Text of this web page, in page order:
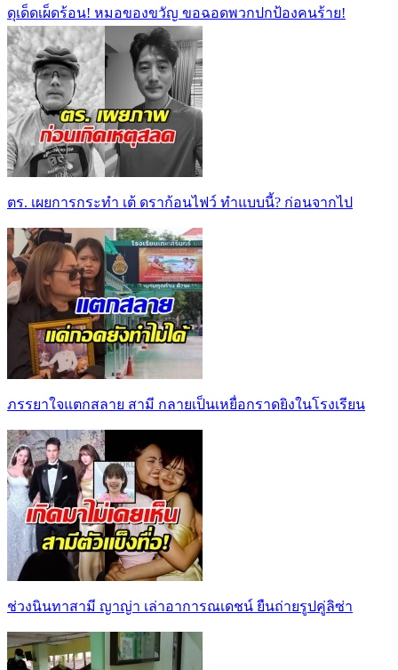
ดุเด็ดเผ็ดร้อน! หมอของขวัญ ขอฉอดพวกปกป้องคนร้าย!
ตร. เผยการกระทำ เต้ ดราก้อนไฟว์ ทำแบบนี้? ก่อนจากไป
ภรรยาใจแตกสลาย สามี กลายเป็นเหยื่อกราดยิงในโรงเรียน
ช่วงนินทาสามี ญาญ่า เล่าอาการณเดชน์ ยืนถ่ายรูปคู่ลิซ่า